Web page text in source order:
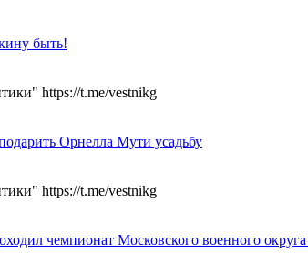
быть!
https://t.me/vestnikg
Орнелла Мути усадьбу
https://t.me/vestnikg
чемпионат Московского военного